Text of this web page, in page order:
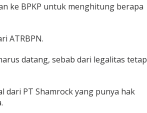
ke BPKP untuk menghitung berapa
ATRBPN.
datang, sebab dari legalitas tetap
dari PT Shamrock yang punya hak